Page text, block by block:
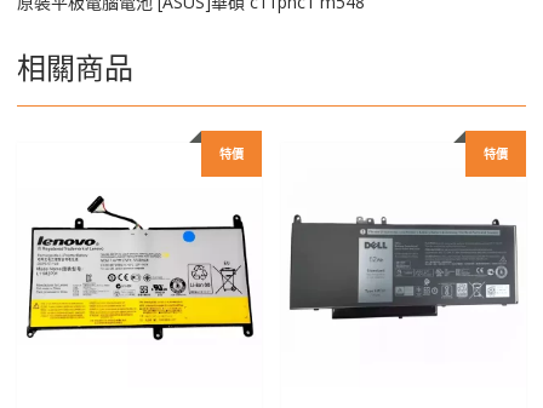
相關商品
特價 特價